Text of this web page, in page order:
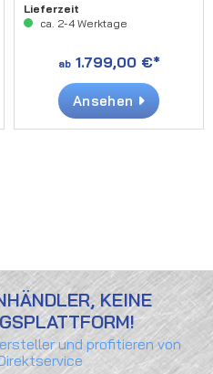
Lieferzeit
ca. 2-4 Werktage
ab1.799,00 €*
Ansehen
KEINE
und profitieren von